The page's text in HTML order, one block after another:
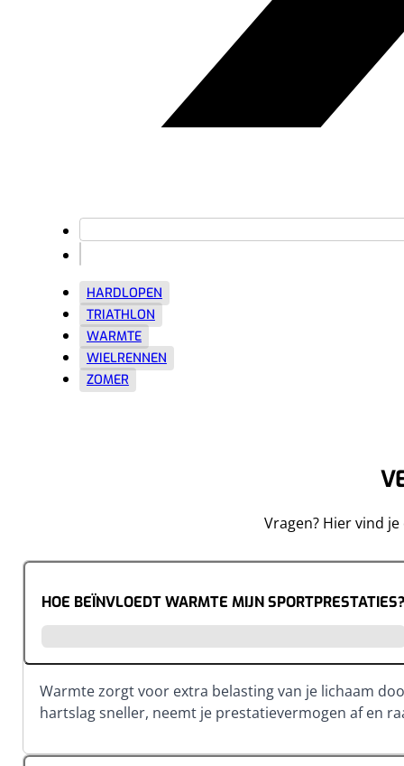
HARDLOPEN
TRIATHLON
WARMTE
WIELRENNEN
ZOMER
Vragen? Hier vind
HOE BEÏNVLOEDT WARMTE MIJN
Warmte zorgt voor extra belasting van je lichaam
hartslag sneller, neemt je prestatievermogen af en